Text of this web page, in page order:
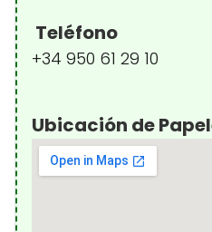
Teléfono
+34 950 61 29 10
Ubicación de